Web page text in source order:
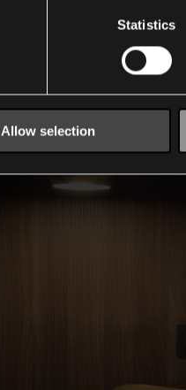
Statistics
Allow selection